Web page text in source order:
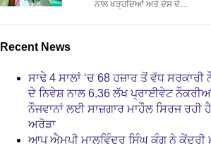
ਨਾਲ ਖੜ੍ਹਦਿਆਂ ਅਤੇ ਦੇਸ਼ ਦੇ…
Recent News
ਸਾਢੇ 4 ਸਾਲਾਂ ‘ਚ 68 ਹਜ਼ਾਰ ਤੋਂ ਵੱਧ
ਦੇ ਨਿਵੇਸ਼ ਨਾਲ 6.36 ਲੱਖ ਪ੍ਰਾਈਵੇਟ
ਨੌਜਵਾਨਾਂ ਲਈ ਸਾਜ਼ਗਾਰ ਮਾਹੌਲ ਸਿਰਜ ਰਹੀ
ਅਰੋੜਾ
ਆਪ ਐਮਪੀ ਮਾਲਵਿੰਦਰ ਸਿੰਘ ਕੰਗ ਨੇ ਕੇਂਦਰੀ